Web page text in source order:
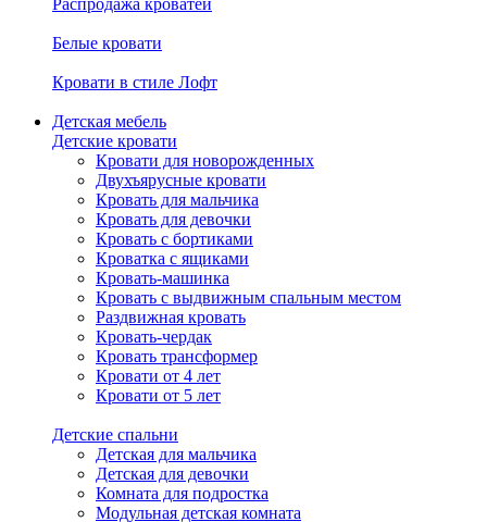
Распродажа кроватей
Белые кровати
Кровати в стиле Лофт
Детская мебель
Детские кровати
Кровати для новорожденных
Двухъярусные кровати
Кровать для мальчика
Кровать для девочки
Кровать с бортиками
Кроватка с ящиками
Кровать-машинка
Кровать с выдвижным спальным местом
Раздвижная кровать
Кровать-чердак
Кровать трансформер
Кровати от 4 лет
Кровати от 5 лет
Детские спальни
Детская для мальчика
Детская для девочки
Комната для подростка
Модульная детская комната